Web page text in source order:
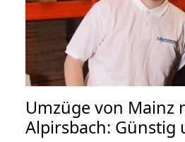
Umzüge von Mainz
Alpirsbach: Günstig